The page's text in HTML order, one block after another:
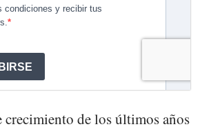
crecimiento de los últimos años